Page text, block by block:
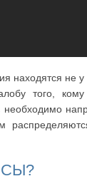
находятся не
того,